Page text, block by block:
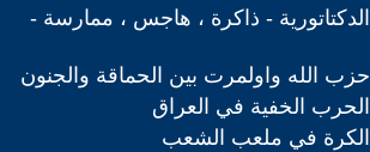
الدكتاتورية - ذاكرة ، هاجس ، ممارسة -
حزب الله واولمرت بين الحماقة والجنون
الحرب الخفية في العراق
الكرة في ملعب الشعب